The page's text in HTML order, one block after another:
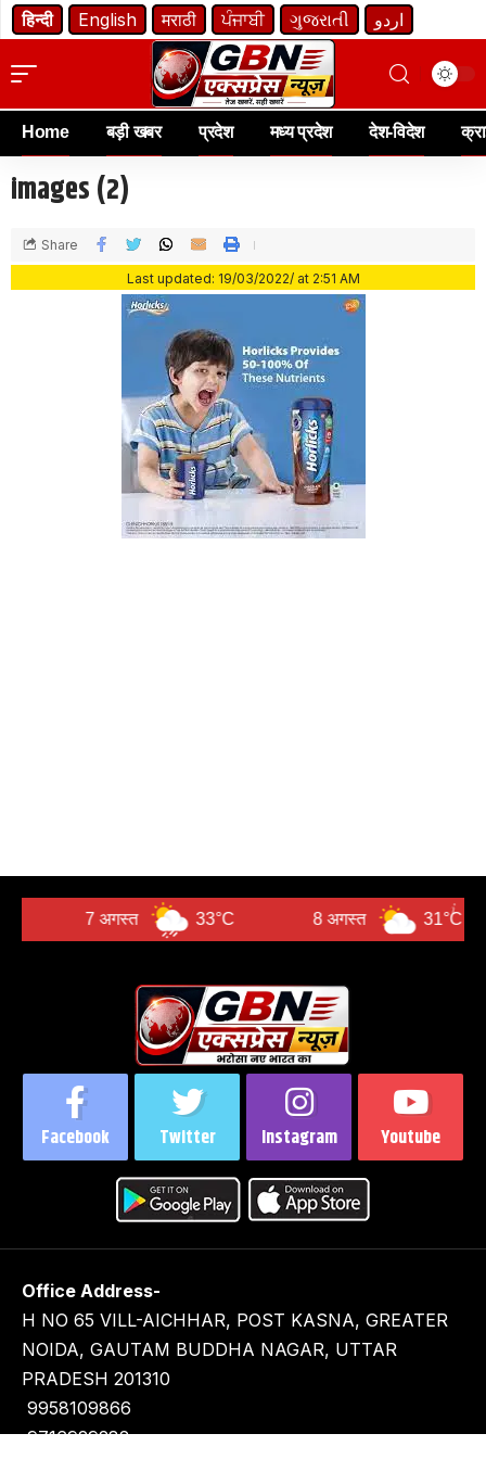
हिन्दी English मराठी ਪੰਜਾਬੀ ગુજરાતી اردو
Home बड़ी खबर प्रदेश मध्य प्रदेश देश-विदेश
images (2)
Last updated: 19/03/2022/ at 2:51 AM
Share
7 अगस्त 33°C 8 अगस्त 31°C
Office Address-
H NO 65 VILL-AICHHAR, POST KASNA, GREATER
NOIDA, GAUTAM BUDDHA NAGAR, UTTAR
PRADESH 201310
9958109866
9716929282
Facebook Twitter Instagram Youtube